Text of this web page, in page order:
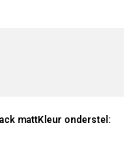
mattKleur onderstel: